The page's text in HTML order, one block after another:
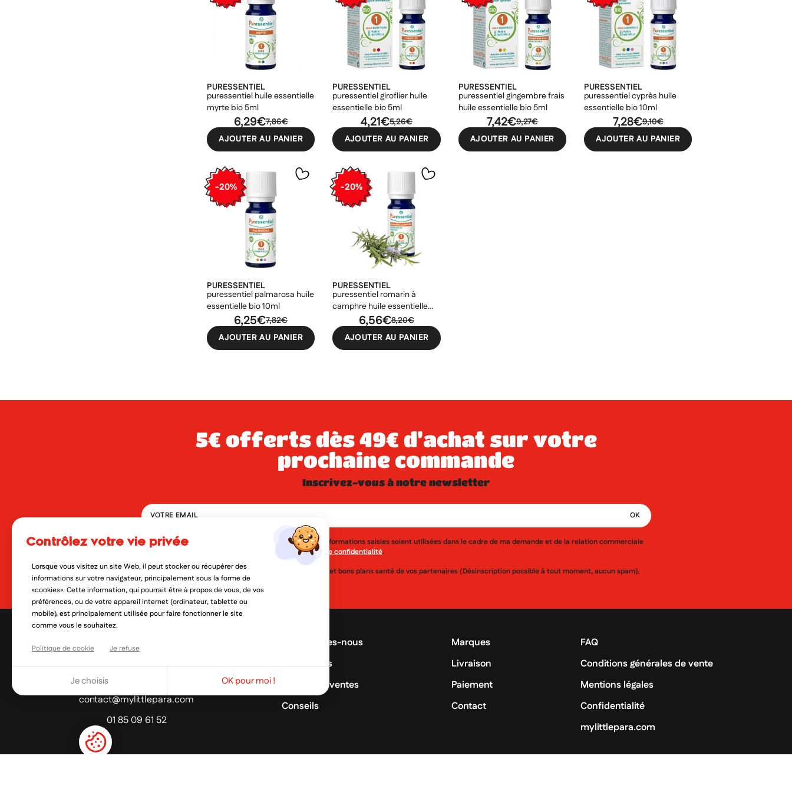
PURESSENTIEL
puressentiel huile essentielle
myrte bio 5ml
7,86€
6,29€
AJOUTER AU PANIER
PURESSENTIEL
puressentiel giroflier huile
essentielle bio 5ml
5,26€
4,21€
AJOUTER AU PANIER
PURESSENTIEL
puressentiel gingembre frais
huile essentielle bio 5ml
9,27€
7,42€
AJOUTER AU PANIER
PURESSENTIEL
puressentiel cyprès huile
essentielle bio 10ml
9,10€
7,28€
AJOUTER AU PANIER
-20%
PURESSENTIEL
puressentiel palmarosa huile
essentielle bio 10ml
7,82€
6,25€
AJOUTER AU PANIER
-20%
PURESSENTIEL
puressentiel romarin à
camphre huile essentielle
bio 10ml
8,20€
6,56€
AJOUTER AU PANIER
5€ offerts dès 49€ d’achat sur votre
prochaine commande
inscrivez-vous à notre newsletter
En soumettant ce formulaire, j'accepte que les informations saisies soient utilisées dans le cadre de ma demande et de la relation commerciale
politique de confidentialité.
Oui, je veux découvrir les nouveautés, réductions et bons plans santé de vos partenaires (Désinscription possible à tout moment, aucun spam).
contact@mylittlepara.com
01 85 09 61 52
Qui sommes-nous
Promotions
Meilleures ventes
Conseils
Marques
Livraison
Paiement
Contact
FAQ
Conditions générales de vente
Mentions légales
Confidentialité
mylittlepara.com
contrôlez votre vie privée
Lorsque vous visitez un site Web, il peut stocker ou récupérer des
informations sur votre navigateur, principalement sous la forme de
«cookies». Cette information, qui pourrait être à propos de vous, de vos
préférences, ou de votre appareil internet (ordinateur, tablette ou
mobile), est principalement utilisée pour faire fonctionner le site
comme vous le souhaitez.
Politique de cookie Je refuse
Je choisis OK pour moi !